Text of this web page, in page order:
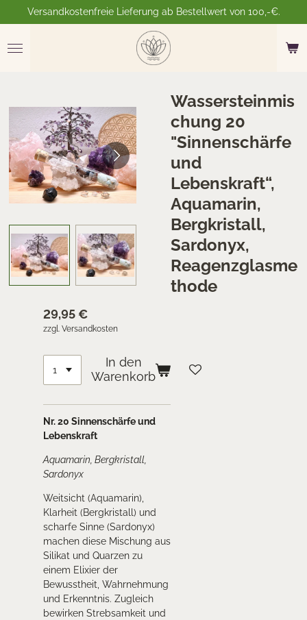
Hauptinhalt
springen
Versandkostenfreie Lieferung ab Bestellwert von 100,-€.
Wassersteinmis
chung 20
"Sinnenschärfe
und
Lebenskraft“,
Aquamarin,
Bergkristall,
Sardonyx,
Reagenzglasme
thode
29,95 €
zzgl. Versandkosten
In den
Warenkorb
Nr. 20 Sinnenschärfe und
Lebenskraft
Aquamarin, Bergkristall,
Sardonyx
Weitsicht (Aquamarin),
Klarheit (Bergkristall) und
scharfe Sinne (Sardonyx)
machen diese Mischung aus
Silikat und Quarzen zu
einem Elixier der
Bewusstheit, Wahrnehmung
und Erkenntnis. Zugleich
bewirken Strebsamkeit und